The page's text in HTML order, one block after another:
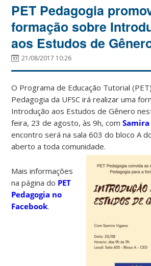
PET Pedagogia
formação sobre
aos Estudos de
21/08/2017 10:26
O Programa de Educação Tutorial
Pedagogia da UFSC irá realizar uma
Introdução aos Estudos de Gênero
feira, 23 de agosto, às 9h, com
encontro será na sala 603 do bloco A
aberto a toda comunidade.
Mais informações
na página do PET
Pedagogia no
Facebook.